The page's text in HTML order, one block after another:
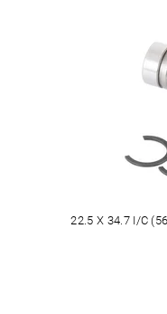
22.5 X 34.7 I/C